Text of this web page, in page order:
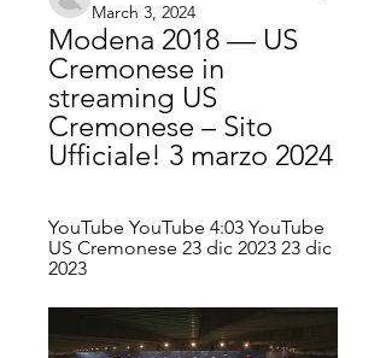
March 3, 2024
Modena 2018 — US
Cremonese in
streaming US
Cremonese – Sito
Ufficiale! 3 marzo 2024
YouTube YouTube 4:03 YouTube
US Cremonese 23 dic 2023 23 dic
2023